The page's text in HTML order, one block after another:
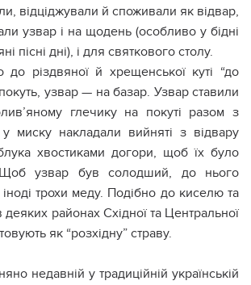
відціджували й споживали як відвар,
узвар і на щодень (особливо у бідні
пісні дні), і для святкового столу.
до різдвяної й хрещенської куті “до
узвар — на базар. Узвар ставили
глечику на покуті разом з
миску накладали вийняті з відвару
хвостиками догори, щоб їх було
узвар був солодший, до нього
трохи меду. Подібно до киселю та
районах Східної та Центральної
як “розхідну” страву.
недавній у традиційній українській